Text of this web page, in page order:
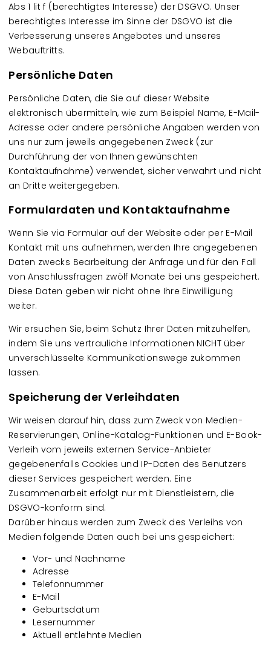
Abs 1 lit f (berechtigtes Interesse) der DSGVO. Unser
berechtigtes Interesse im Sinne der DSGVO ist die
Verbesserung unseres Angebotes und unseres
Webauftritts.
Persönliche Daten
Persönliche Daten, die Sie auf dieser Website
elektronisch übermitteln, wie zum Beispiel Name, E-Mail-
Adresse oder andere persönliche Angaben werden von
uns nur zum jeweils angegebenen Zweck (zur
Durchführung der von Ihnen gewünschten
Kontaktaufnahme) verwendet, sicher verwahrt und nicht
an Dritte weitergegeben.
Formulardaten und Kontaktaufnahme
Wenn Sie via Formular auf der Website oder per E-Mail
Kontakt mit uns aufnehmen, werden Ihre angegebenen
Daten zwecks Bearbeitung der Anfrage und für den Fall
von Anschlussfragen zwölf Monate bei uns gespeichert.
Diese Daten geben wir nicht ohne Ihre Einwilligung
weiter.
Wir ersuchen Sie, beim Schutz Ihrer Daten mitzuhelfen,
indem Sie uns vertrauliche Informationen NICHT über
unverschlüsselte Kommunikationswege zukommen
lassen.
Speicherung der Verleihdaten
Wir weisen darauf hin, dass zum Zweck von Medien-
Reservierungen, Online-Katalog-Funktionen und E-Book-
Verleih vom jeweils externen Service-Anbieter
gegebenenfalls Cookies und IP-Daten des Benutzers
dieser Services gespeichert werden. Eine
Zusammenarbeit erfolgt nur mit Dienstleistern, die
DSGVO-konform sind.
Darüber hinaus werden zum Zweck des Verleihs von
Medien folgende Daten auch bei uns gespeichert:
Vor- und Nachname
Adresse
Telefonnummer
E-Mail
Geburtsdatum
Lesernummer
Aktuell entlehnte Medien